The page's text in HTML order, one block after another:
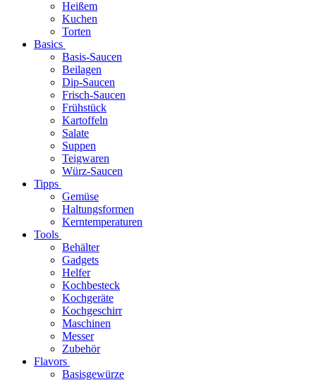
Heißem
Kuchen
Torten
Basics
Basis-Saucen
Beilagen
Dip-Saucen
Frisch-Saucen
Frühstück
Kartoffeln
Salate
Suppen
Teigwaren
Würz-Saucen
Tipps
Gemüse
Haltungsformen
Kerntemperaturen
Tools
Behälter
Gadgets
Helfer
Kochbesteck
Kochgeräte
Kochgeschirr
Maschinen
Messer
Zubehör
Flavors
Basisgewürze